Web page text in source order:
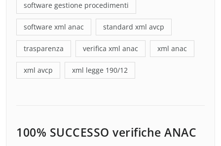
software gestione procedimenti
software xml anac standard xml avcp
trasparenza verifica xml anac xml anac
xml avcp xml legge 190/12
100% SUCCESSO verifiche ANAC